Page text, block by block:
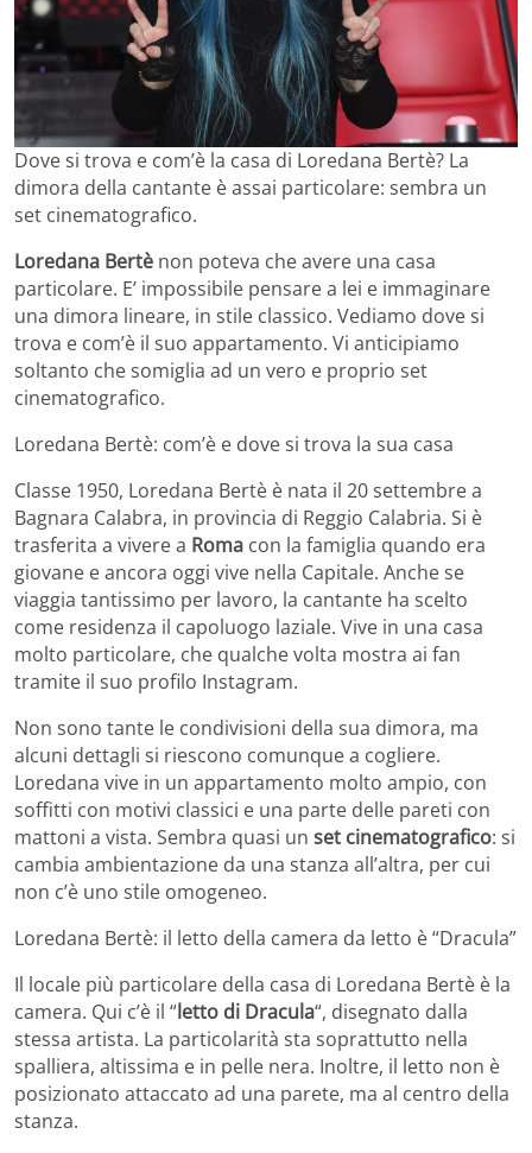
Dove si trova e com’è la casa di Loredana Bertè? La
dimora della cantante è assai particolare: sembra un
set cinematografico.
Loredana Bertè non poteva che avere una casa
particolare. E’ impossibile pensare a lei e immaginare
una dimora lineare, in stile classico. Vediamo dove si
trova e com’è il suo appartamento. Vi anticipiamo
soltanto che somiglia ad un vero e proprio set
cinematografico.
Loredana Bertè: com’è e dove si trova la sua casa
Classe 1950, Loredana Bertè è nata il 20 settembre a
Bagnara Calabra, in provincia di Reggio Calabria. Si è
trasferita a vivere a Roma con la famiglia quando era
giovane e ancora oggi vive nella Capitale. Anche se
viaggia tantissimo per lavoro, la cantante ha scelto
come residenza il capoluogo laziale. Vive in una casa
molto particolare, che qualche volta mostra ai fan
tramite il suo profilo Instagram.
Non sono tante le condivisioni della sua dimora, ma
alcuni dettagli si riescono comunque a cogliere.
Loredana vive in un appartamento molto ampio, con
soffitti con motivi classici e una parte delle pareti con
mattoni a vista. Sembra quasi un set cinematografico: si
cambia ambientazione da una stanza all’altra, per cui
non c’è uno stile omogeneo.
Loredana Bertè: il letto della camera da letto è “Dracula”
Il locale più particolare della casa di Loredana Bertè è la
camera. Qui c’è il “letto di Dracula“, disegnato dalla
stessa artista. La particolarità sta soprattutto nella
spalliera, altissima e in pelle nera. Inoltre, il letto non è
posizionato attaccato ad una parete, ma al centro della
stanza.